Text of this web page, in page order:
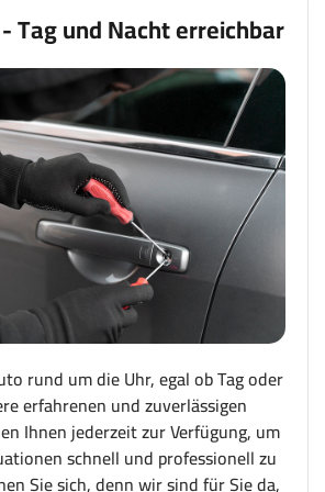
Tag und Nacht erreichbar
rund um die Uhr, egal ob Tag oder
erfahrenen und zuverlässigen
Ihnen jederzeit zur Verfügung, um
schnell und professionell zu
Sie sich, denn wir sind für Sie da,